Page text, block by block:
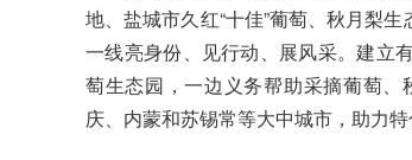
地、盐城市久红“十佳”葡萄、秋月梨
一线亮身份、见行动、展风采。建立
萄生态园，一边义务帮助采摘葡萄
庆、内蒙和苏锡常等大中城市，助力